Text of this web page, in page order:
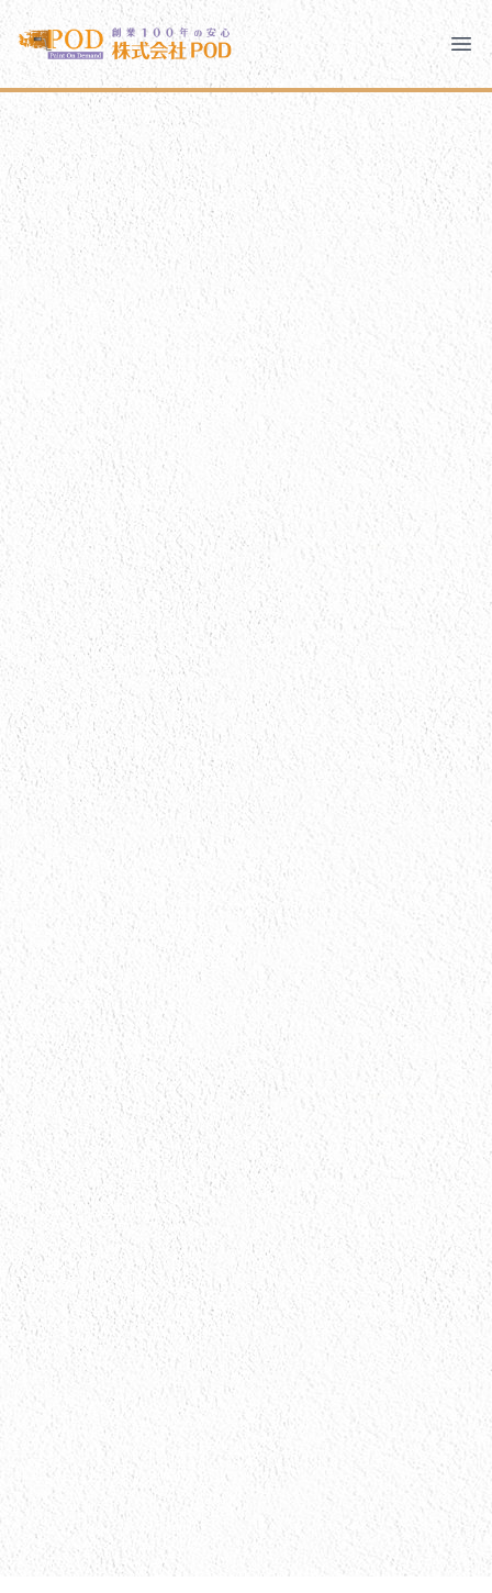
メインコンテンツにスキップ
株式会社ペイント・オン・デマンド
千葉の外壁塗装・屋根塗装なら創業100年の安心 ペイン
株式会社ペイント・オン・デマンド
モバイルメニュー
PODのまちづくり
ご相談と流れ
PODについて